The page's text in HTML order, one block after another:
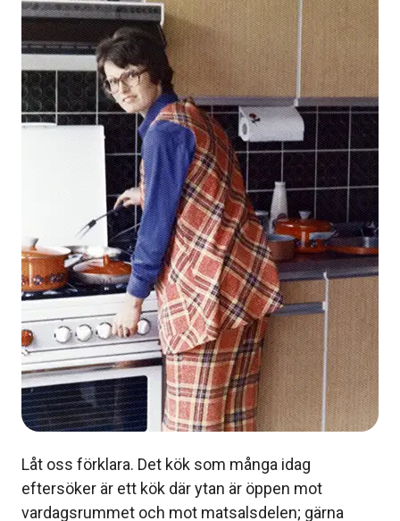
Låt oss förklara. Det kök som många idag
eftersöker är ett kök där ytan är öppen mot
vardagsrummet och mot matsalsdelen; gärna